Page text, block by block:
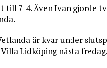
till 7-4. Även Ivan gjorde
är kvar under
Lidköping nästa